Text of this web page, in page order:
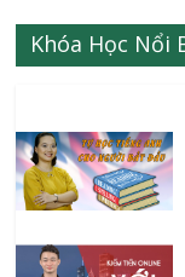
Khóa Học Nổi